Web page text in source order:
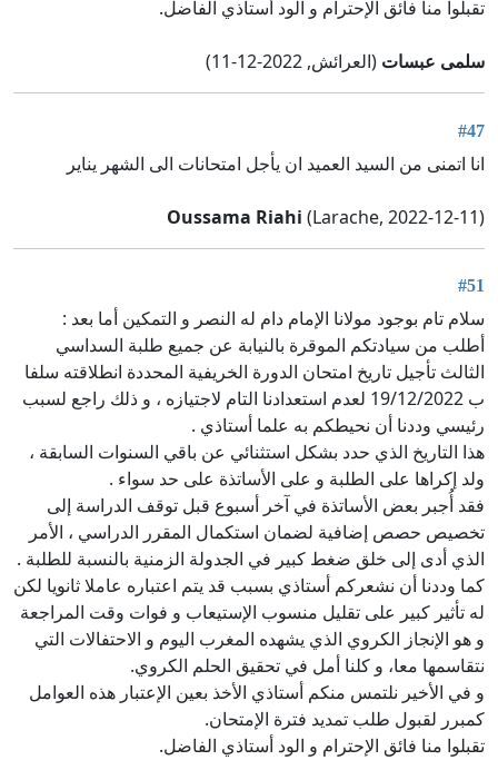
تقبلوا منا فائق الإحترام و الود أستاذي الفاضل.
سلمى عبسات (العرائش, 2022-12-11)
#47
انا اتمنى من السيد العميد ان يأجل امتحانات الى الشهر يناير
Oussama Riahi (Larache, 2022-12-11)
#51
سلام تام بوجود مولانا الإمام دام له النصر و التمكين أما بعد :
أطلب من سيادتكم الموقرة بالنيابة عن جميع طلبة السداسي
الثالث تأجيل تاريخ امتحان الدورة الخريفية المحددة انطلاقته سلفا
ب 19/12/2022 لعدم استعدادنا التام لاجتيازه ، و ذلك راجع لسبب
رئيسي وددنا أن نحيطكم به علما أستاذي .
هذا التاريخ الذي حدد بشكل استثنائي عن باقي السنوات السابقة ،
ولد إكراها على الطلبة و على الأساتذة على حد سواء .
فقد أُجبر بعض الأساتذة في آخر أسبوع قبل توقف الدراسة إلى
تخصيص حصص إضافية لضمان استكمال المقرر الدراسي ، الأمر
الذي أدى إلى خلق ضغط كبير في الجدولة الزمنية بالنسبة للطلبة .
كما وددنا أن نشعركم أستاذي بسبب قد يتم اعتباره عاملا ثانويا لكن
له تأثير كبير على تقليل منسوب الإستيعاب و فوات وقت المراجعة
و هو الإنجاز الكروي الذي يشهده المغرب اليوم و الاحتفالات التي
نتقاسمها معا، و كلنا أمل في تحقيق الحلم الكروي.
و في الأخير نلتمس منكم أستاذي الأخذ بعين الإعتبار هذه العوامل
كمبرر لقبول طلب تمديد فترة الإمتحان.
تقبلوا منا فائق الإحترام و الود أستاذي الفاضل.